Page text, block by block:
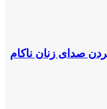
صدای زنان ناکام